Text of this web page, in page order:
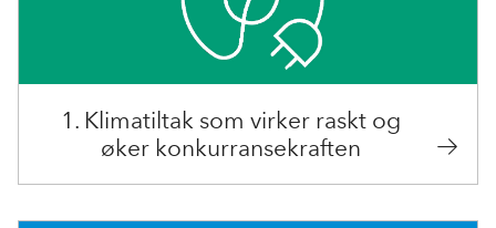
1. Klimatiltak som virker raskt og
øker konkurransekraften